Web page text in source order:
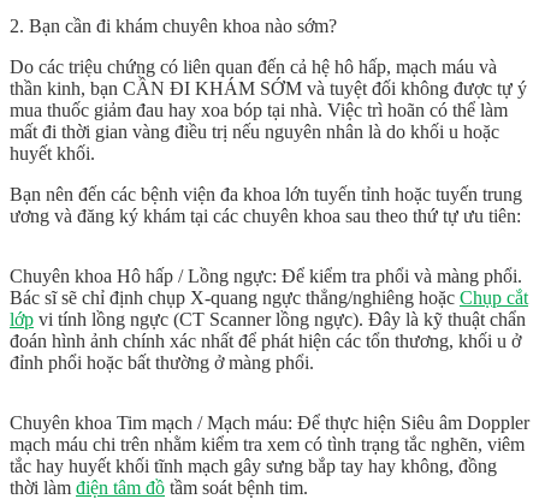
2. Bạn cần đi khám chuyên khoa nào sớm?
Do các triệu chứng có liên quan đến cả hệ hô hấp, mạch máu và
thần kinh, bạn CẦN ĐI KHÁM SỚM và tuyệt đối không được tự ý
mua thuốc giảm đau hay xoa bóp tại nhà. Việc trì hoãn có thể làm
mất đi thời gian vàng điều trị nếu nguyên nhân là do khối u hoặc
huyết khối.
Bạn nên đến các bệnh viện đa khoa lớn tuyến tỉnh hoặc tuyến trung
ương và đăng ký khám tại các chuyên khoa sau theo thứ tự ưu tiên:
Chuyên khoa Hô hấp / Lồng ngực: Để kiểm tra phổi và màng phổi.
Bác sĩ sẽ chỉ định chụp X-quang ngực thẳng/nghiêng hoặc Chụp cắt
lớp vi tính lồng ngực (CT Scanner lồng ngực). Đây là kỹ thuật chẩn
đoán hình ảnh chính xác nhất để phát hiện các tổn thương, khối u ở
đỉnh phổi hoặc bất thường ở màng phổi.
Chuyên khoa Tim mạch / Mạch máu: Để thực hiện Siêu âm Doppler
mạch máu chi trên nhằm kiểm tra xem có tình trạng tắc nghẽn, viêm
tắc hay huyết khối tĩnh mạch gây sưng bắp tay hay không, đồng
thời làm điện tâm đồ tầm soát bệnh tim.